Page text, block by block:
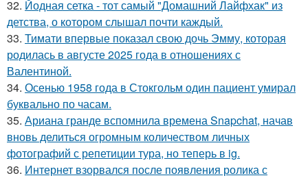
32. Йодная сетка - тот самый "Домашний Лайфхак" из
детства, о котором слышал почти каждый.
33. Тимати впервые показал свою дочь Эмму, которая
родилась в августе 2025 года в отношениях с
Валентиной.
34. Осенью 1958 года в Стокгольм один пациент умирал
буквально по часам.
35. Ариана гранде вспомнила времена Snapchat, начав
вновь делиться огромным количеством личных
фотографий с репетиции тура, но теперь в ig.
36. Интернет взорвался после появления ролика с